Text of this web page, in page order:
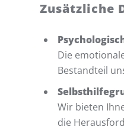
Zusätzliche
Die
Bestandteil
Wir bieten
die